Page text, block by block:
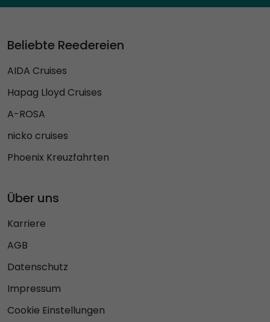
Beliebte Reedereien
AIDA Cruises
Hapag Lloyd Cruises
A-ROSA
nicko cruises
Phoenix Kreuzfahrten
Über uns
Karriere
AGB
Datenschutz
Impressum
Cookie Einstellungen